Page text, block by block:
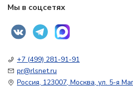
Мы в соцсетях
+7 (499) 281-91-91
pr@rlsnet.ru
Россия, 123007, Москва, ул. 5-я